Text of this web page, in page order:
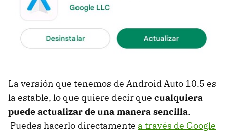
La versión que tenemos de Android Auto 10.5 es
la estable, lo que quiere decir que cualquiera
puede actualizar de una manera sencilla.
Puedes hacerlo directamente a través de Google